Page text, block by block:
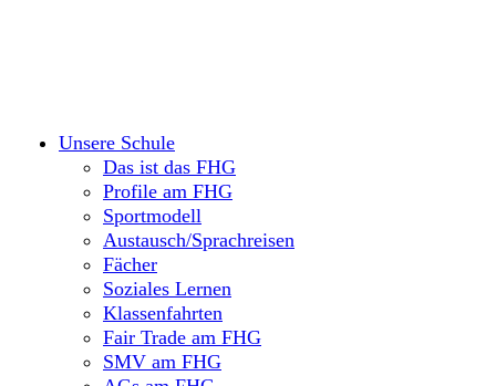
Unsere Schule
Das ist das FHG
Profile am FHG
Sportmodell
Austausch/Sprachreisen
Fächer
Soziales Lernen
Klassenfahrten
Fair Trade am FHG
SMV am FHG